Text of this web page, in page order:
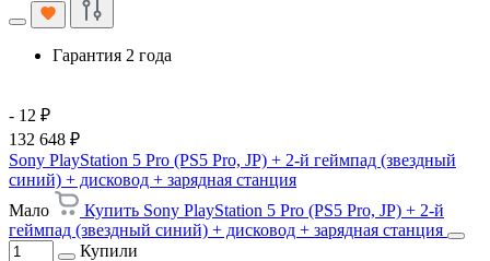
Гарантия 2 года
- 12 ₽
132 648 ₽
Sony PlayStation 5 Pro (PS5 Pro, JP) + 2-й геймпад (звездный
синий) + дисковод + зарядная станция
Мало
Купить Sony PlayStation 5 Pro (PS5 Pro, JP) + 2-й
геймпад (звездный синий) + дисковод + зарядная станция
Купили